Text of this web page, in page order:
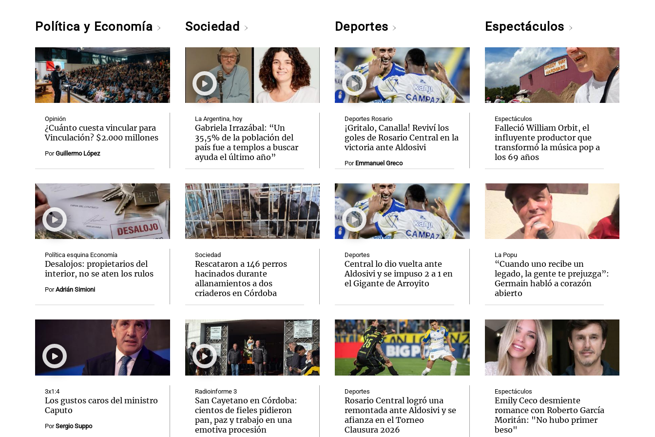
Política y Economía
Opinión
¿Cuánto cuesta vincular para
Vinculación? $2.000 millones
PorGuillermo López
Política esquina Economía
Desalojos: propietarios del
interior, no se aten los rulos
PorAdrián Simioni
3x1:4
Los gustos caros del ministro
Caputo
PorSergio Suppo
Sociedad
La Argentina, hoy
Gabriela Irrazábal: “Un
35,5% de la población del
país fue a templos a buscar
ayuda el último año”
Sociedad
Rescataron a 146 perros
hacinados durante
allanamientos a dos
criaderos en Córdoba
Radioinforme 3
San Cayetano en Córdoba:
cientos de fieles pidieron
pan, paz y trabajo en una
emotiva procesión
Deportes
Deportes Rosario
¡Gritalo, Canalla! Reviví los
goles de Rosario Central en la
victoria ante Aldosivi
Por Emmanuel Greco
Deportes
Central lo dio vuelta ante
Aldosivi y se impuso 2 a 1 en
el Gigante de Arroyito
Deportes
Rosario Central logró una
remontada ante Aldosivi y se
afianza en el Torneo
Clausura 2026
Espectáculos
Espectáculos
Falleció William Orbit, el
influyente productor que
transformó la música pop a
los 69 años
La Popu
“Cuando uno recibe un
legado, la gente te prejuzga”:
Germain habló a corazón
abierto
Espectáculos
Emily Ceco desmiente
romance con Roberto García
Moritán: "No hubo primer
beso"
Notas
El huracán de Arequito
Notas
Cadena 3 en Groenlandia
Notas